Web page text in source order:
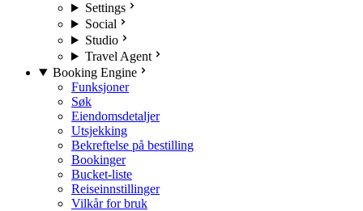
Settings
Social
Studio
Travel Agent
Booking Engine
Funksjoner
Søk
Eiendomsdetaljer
Utsjekking
Bekreftelse på bestilling
Bookinger
Bucket-liste
Reiseinnstillinger
Vilkår for bruk